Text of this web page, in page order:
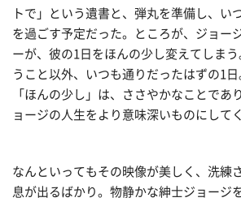
トで」という遺書と、弾丸を準備し、い
を過ごす予定だった。ところが、ジョー
ーが、彼の1日をほんの少し変えてしま
うこと以外、いつも通りだったはずの1
「ほんの少し」は、ささやかなことであ
ョージの人生をより意味深いものにして
なんといってもその映像が美しく、洗練
息が出るばかり。物静かな紳士ジョージ